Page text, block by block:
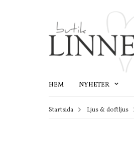
HEM NYHETER
Startsida Ljus & doftljus